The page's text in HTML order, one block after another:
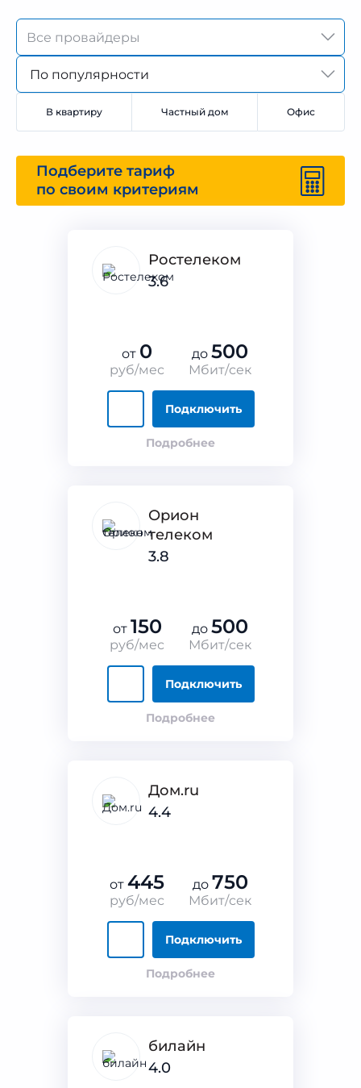
По популярности
В квартиру Частный дом Офис
Подберите тариф
по своим критериям
Ростелеком
3.6
от 0
руб/мес
до 500
Мбит/сек
Подключить
Подробнее
Орион
телеком
3.8
от 150
руб/мес
до 500
Мбит/сек
Подключить
Подробнее
Дом.ru
4.4
от 445
руб/мес
до 750
Мбит/сек
Подключить
Подробнее
билайн
4.0